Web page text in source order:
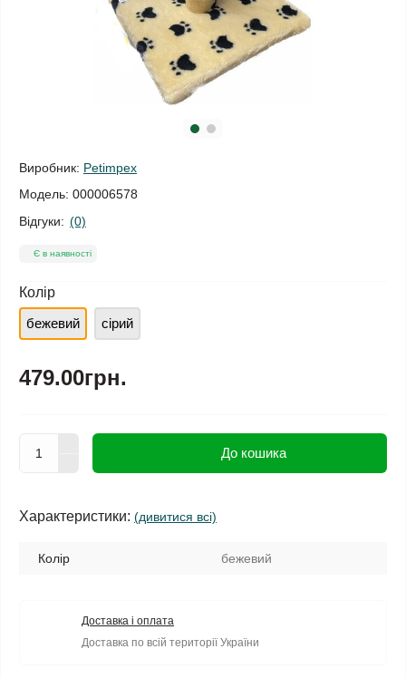
Виробник: Petimpex
Модель: 000006578
Відгуки: (0)
Є в наявності
Колір
бежевий
сірий
479.00грн.
До кошика
Характеристики: (дивитися всі)
Колір бежевий
Доставка і оплата
Доставка по всій території України